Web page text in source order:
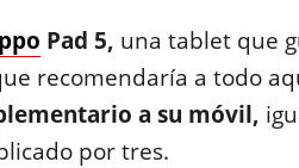
Pad 5, una tablet que
recomendaría a todo
a su móvil,
por tres.